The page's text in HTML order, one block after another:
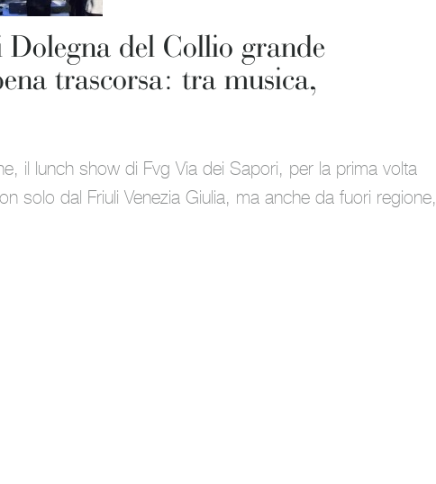
del Collio grande
trascorsa: tra musica,
il lunch show di Fvg Via dei Sapori, per la prima volta
solo dal Friuli Venezia Giulia, ma anche da fuori regione,